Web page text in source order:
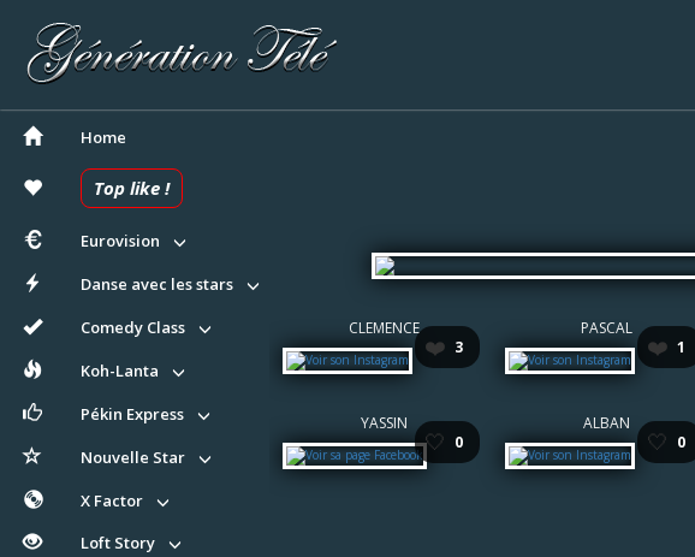
Home
Top like !
Eurovision
Danse avec les stars
Comedy Class
Koh-Lanta
Pékin Express
Nouvelle Star
X Factor
Loft Story
CLEMENCE
❤️ 3
PASCAL
❤️ 1
YASSIN
🤍 0
ALBAN
🤍 0